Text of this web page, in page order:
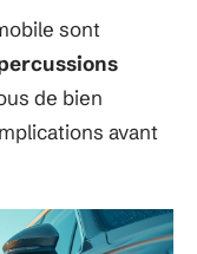
sont
de bien
avant